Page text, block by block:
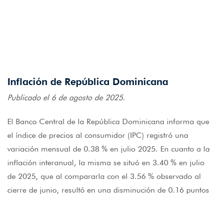
Inflación de República Dominicana
Publicado el 6 de agosto de 2025.
El Banco Central de la República Dominicana informa que
el índice de precios al consumidor (IPC) registró una
variación mensual de 0.38 % en julio 2025. En cuanto a la
inflación interanual, la misma se situó en 3.40 % en julio
de 2025, que al compararla con el 3.56 % observado al
cierre de junio, resultó en una disminución de 0.16 puntos